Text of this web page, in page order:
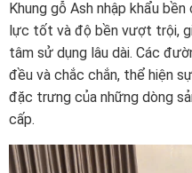
Khung gỗ Ash nhập khẩu
lực tốt và độ bền vượt trội,
tâm sử dụng lâu dài. Các
đều và chắc chắn, thể hiện
đặc trưng của những dòng
cấp.